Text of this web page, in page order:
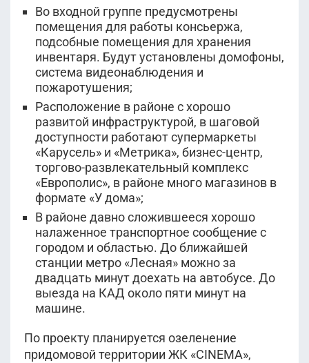
Во входной группе предусмотрены
помещения для работы консьержа,
подсобные помещения для хранения
инвентаря. Будут установлены домофоны,
система видеонаблюдения и
пожаротушения;
Расположение в районе с хорошо
развитой инфраструктурой, в шаговой
доступности работают супермаркеты
«Карусель» и «Метрика», бизнес-центр,
торгово-развлекательный комплекс
«Европолис», в районе много магазинов в
формате «У дома»;
В районе давно сложившееся хорошо
налаженное транспортное сообщение с
городом и областью. До ближайшей
станции метро «Лесная» можно за
двадцать минут доехать на автобусе. До
выезда на КАД около пяти минут на
машине.
По проекту планируется озеленение
придомовой территории ЖК «CINEMA»,